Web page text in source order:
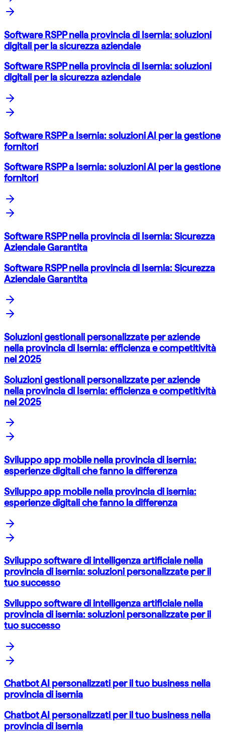
Software RSPP nella provincia di Isernia: soluzioni
digitali per la sicurezza aziendale
Software RSPP nella provincia di Isernia: soluzioni
digitali per la sicurezza aziendale
Software RSPP a Isernia: soluzioni AI per la gestione
fornitori
Software RSPP a Isernia: soluzioni AI per la gestione
fornitori
Software RSPP nella provincia di Isernia: Sicurezza
Aziendale Garantita
Software RSPP nella provincia di Isernia: Sicurezza
Aziendale Garantita
Soluzioni gestionali personalizzate per aziende
nella provincia di Isernia: efficienza e competitività
nel 2025
Soluzioni gestionali personalizzate per aziende
nella provincia di Isernia: efficienza e competitività
nel 2025
Sviluppo app mobile nella provincia di isernia:
esperienze digitali che fanno la differenza
Sviluppo app mobile nella provincia di isernia:
esperienze digitali che fanno la differenza
Sviluppo software di intelligenza artificiale nella
provincia di isernia: soluzioni personalizzate per il
tuo successo
Sviluppo software di intelligenza artificiale nella
provincia di isernia: soluzioni personalizzate per il
tuo successo
Chatbot AI personalizzati per il tuo business nella
provincia di isernia
Chatbot AI personalizzati per il tuo business nella
provincia di isernia